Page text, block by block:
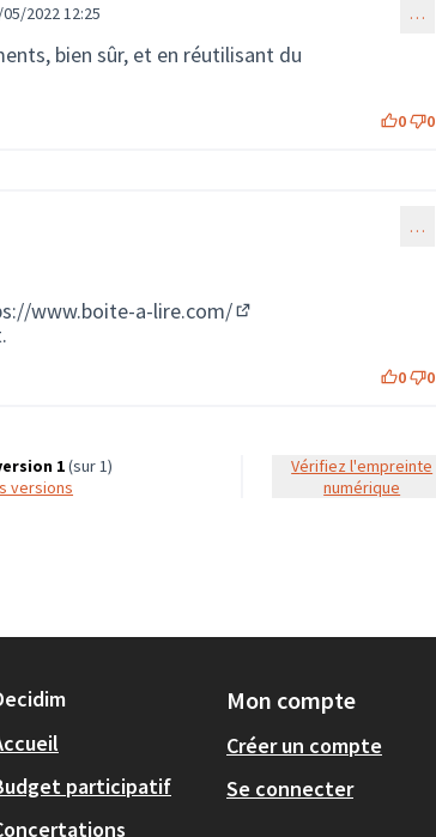
2022 12:25 …
bien sûr, et en réutilisant du
0 0
…
www.boite-a-lire.com/
0 0
1(sur 1)
versions
Vérifiez l'empreinte
numérique
participatif
Mon compte
Créer un compte
Se connecter